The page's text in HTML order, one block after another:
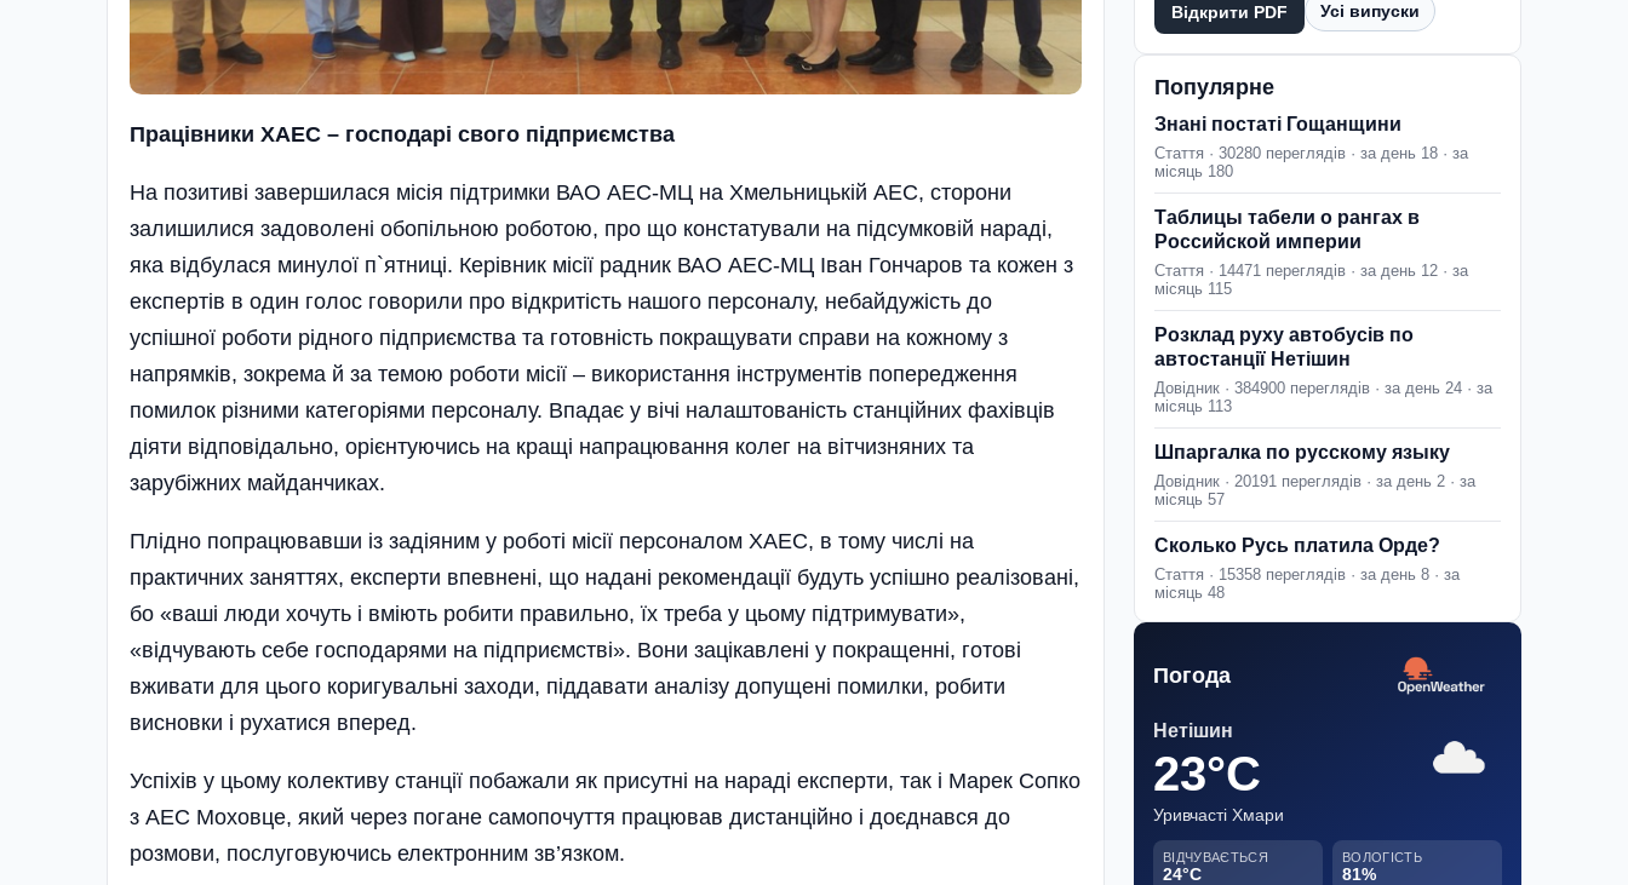
Працівники ХАЕС – господарі свого підприємства
На позитиві завершилася місія підтримки ВАО АЕС-МЦ на Хмельницькій АЕС, сторони
залишилися задо­волені обопільною роботою, про що констатували на підсум­ковій нараді,
яка відбулася минулої п`ятниці. Керівник місії радник ВАО АЕС-МЦ Іван Гончаров та кожен з
експертів в один голос говорили про відкритість нашого персоналу, небайдужість до
успішної роботи рідного підприємства та готовність покращувати справи на кожному з
напрямків, зокрема й за темою роботи місії – використання інструментів попередження
помилок різними категоріями персоналу. Впадає у вічі налаштованість станційних фахівців
діяти відповідально, орієнтуючись на кращі напрацювання колег на вітчизняних та
зарубіжних майданчиках.
Плідно попрацювавши із задіяним у роботі місії персоналом ХАЕС, в тому числі на
практичних заняттях, експерти впевнені, що надані рекомендації будуть успішно реалізовані,
бо «ваші люди хочуть і вміють робити правильно, їх треба у цьому підтримувати»,
«відчувають себе господарями на підприємстві». Вони зацікав­лені у покращенні, готові
вживати для цього кори­гувальні заходи, піддавати аналізу допущені помилки, робити
висновки і рухатися вперед.
Успіхів у цьому колективу станції побажали як присутні на нараді експерти, так і Марек Сопко
з АЕС Моховце, який через погане самопочуття працював дистанційно і доєднався до
розмови, послуговуючись елект­ронним зв’язком.
Відкрити PDF Усі випуски
Популярне
Знані постаті Гощанщини
Стаття · 30280 переглядів · за день 18 · за
місяць 180
Таблицы табели о рангах в
Российской империи
Стаття · 14471 переглядів · за день 12 · за
місяць 115
Розклад руху автобусів по
автостанції Нетішин
Довідник · 384900 переглядів · за день 24 · за
місяць 113
Шпаргалка по русскому языку
Довідник · 20191 переглядів · за день 2 · за
місяць 57
Сколько Русь платила Орде?
Стаття · 15358 переглядів · за день 8 · за
місяць 48
Погода
Нетішин
23°C
Уривчасті Хмари
ВІДЧУВАЄТЬСЯ
24°C
ВОЛОГІСТЬ
81%